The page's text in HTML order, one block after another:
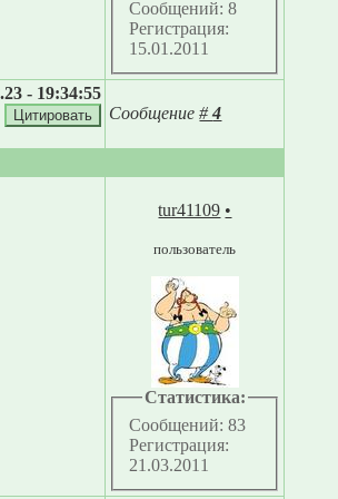
Сообщений: 8
Регистрация:
15.01.2011
- 19:34:55
Сообщение#4
tur41109 •
пользователь
Статистика:
Сообщений: 83
Регистрация:
21.03.2011